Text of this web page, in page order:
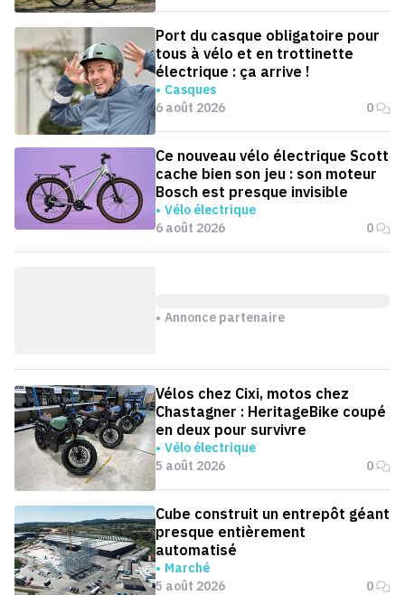
Port du casque obligatoire pour
tous à vélo et en trottinette
électrique : ça arrive !
Casques
6 août 2026
0
Ce nouveau vélo électrique Scott
cache bien son jeu : son moteur
Bosch est presque invisible
Vélo électrique
6 août 2026
0
Annonce partenaire
Vélos chez Cixi, motos chez
Chastagner : HeritageBike coupé
en deux pour survivre
Vélo électrique
5 août 2026
0
Cube construit un entrepôt géant
presque entièrement
automatisé
Marché
5 août 2026
0